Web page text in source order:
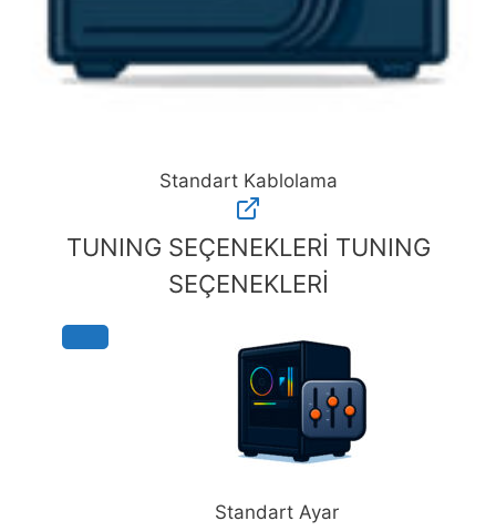
Standart Kablolama
KablolamaTUNING SEÇENEKLERİ TUNING
SEÇENEKLERİ
Standart Ayar